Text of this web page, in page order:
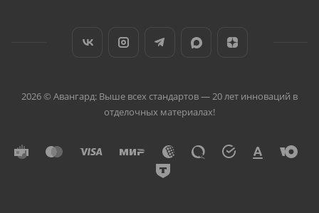
2026 © Авангард: Выше всех стандартов — 20 лет инноваций в
отделочных материалах!